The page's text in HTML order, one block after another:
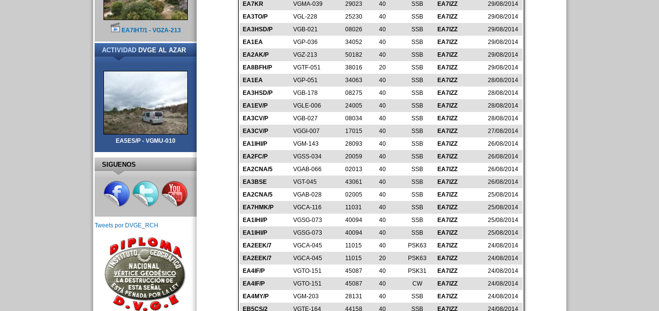
EA7KR
VGMA-039 29023 40 SSB EA7IZZ
29/08/2014
EA3TO/P
VGL-228 25230 40 SSB EA7IZZ
29/08/2014
EA3HSD/P
VGB-021 08026 40 SSB EA7IZZ
29/08/2014
EA1EA
VGP-036 34052 40 SSB EA7IZZ
29/08/2014
EA2AK/P
VGZ-213 50182 40 SSB EA7IZZ
29/08/2014
EA8BFH/P
VGTF-051 38016 20 SSB EA7IZZ
29/08/2014
EA1EA
VGP-051 34063 40 SSB EA7IZZ
28/08/2014
EA3HSD/P
VGB-178 08275 40 SSB EA7IZZ
28/08/2014
EA1EV/P
VGLE-006 24005 40 SSB EA7IZZ
28/08/2014
EA3CV/P
VGB-027 08034 40 SSB EA7IZZ
28/08/2014
EA3CV/P
VGGI-007 17015 40 SSB EA7IZZ
27/08/2014
EA1IHI/P
VGM-143 28093 40 SSB EA7IZZ
26/08/2014
EA2FC/P
VGSS-034 20059 40 SSB EA7IZZ
26/08/2014
EA2CNA/5
VGAB-066 02013 40 SSB EA7IZZ
26/08/2014
EA3BSE
VGT-045 43061 40 SSB EA7IZZ
26/08/2014
EA2CNA/5
VGAB-028 02005 40 SSB EA7IZZ
25/08/2014
EA7HMK/P
VGCA-116 11031 40 SSB EA7IZZ
25/08/2014
EA1IHI/P
VGSG-073 40094 40 SSB EA7IZZ
25/08/2014
EA1IHI/P
VGSG-073 40094 40 SSB EA7IZZ
25/08/2014
EA2EEK/7
VGCA-045 11015 40 PSK63 EA7IZZ
24/08/2014
EA2EEK/7
VGCA-045 11015 20 PSK63 EA7IZZ
24/08/2014
EA4IF/P
VGTO-151 45087 40 PSK31 EA7IZZ
24/08/2014
EA4IF/P
VGTO-151 45087 40 CW EA7IZZ
24/08/2014
EA4MY/P
VGM-203 28131 40 SSB EA7IZZ
24/08/2014
EB5CS/2
VGTE-164 44158 40 SSB EA7IZZ 24/08/2014
EA7IHT/1 - VGZA-213
ACTIVIDADDVGE AL AZAR
EA5ES/P - VGMU-010
SIGUENOS
Tweets por DVGE_RCH